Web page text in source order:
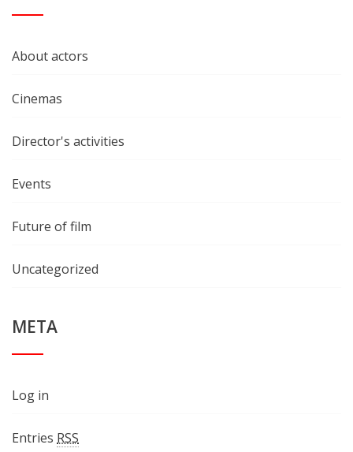
About actors
Cinemas
Director's activities
Events
Future of film
Uncategorized
META
Log in
Entries RSS